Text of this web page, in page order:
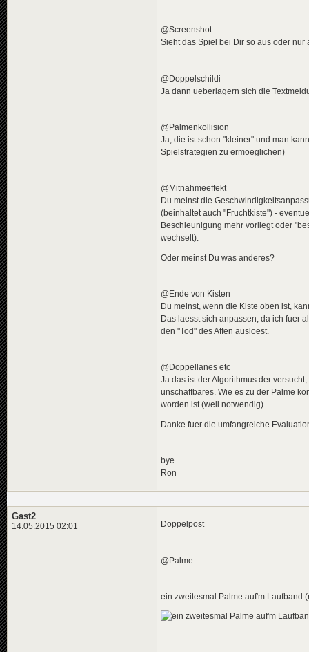
@Screenshot
Sieht das Spiel bei Dir so aus oder nur
@Doppelschildi
Ja dann ueberlagern sich die
@Palmenkollision
Ja, die ist schon "kleiner" und man
Spielstrategien zu ermoeglichen)
@Mitnahmeeffekt
Du meinst die
(beinhaltet auch "Fruchtkiste") -
Beschleunigung mehr vorliegt oder
wechselt).
Oder meinst Du was anderes?
@Ende von Kisten
Du meinst, wenn die Kiste oben ist,
Das laesst sich anpassen, da ich fuer
den "Tod" des Affen ausloest.
@Doppellanes etc
Ja das ist der Algorithmus der
unschaffbares. Wie es zu der Palme
worden ist (weil notwendig).
Danke fuer die umfangreiche
bye
Ron
Gast2
14.05.2015 02:01 Doppelpost
@Palme
ein zweitesmal Palme auf'm Laufband